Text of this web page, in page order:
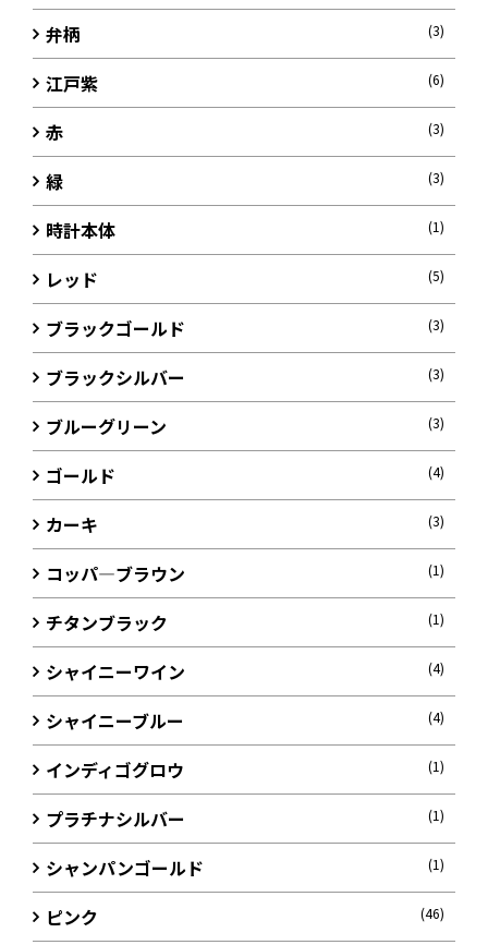
弁柄 (3)
江戸紫 (6)
赤 (3)
緑 (3)
時計本体 (1)
レッド (5)
ブラックゴールド (3)
ブラックシルバー (3)
ブルーグリーン (3)
ゴールド (4)
カーキ (3)
コッパ―ブラウン (1)
チタンブラック (1)
シャイニーワイン (4)
シャイニーブルー (4)
インディゴグロウ (1)
プラチナシルバー (1)
シャンパンゴールド (1)
ピンク (46)